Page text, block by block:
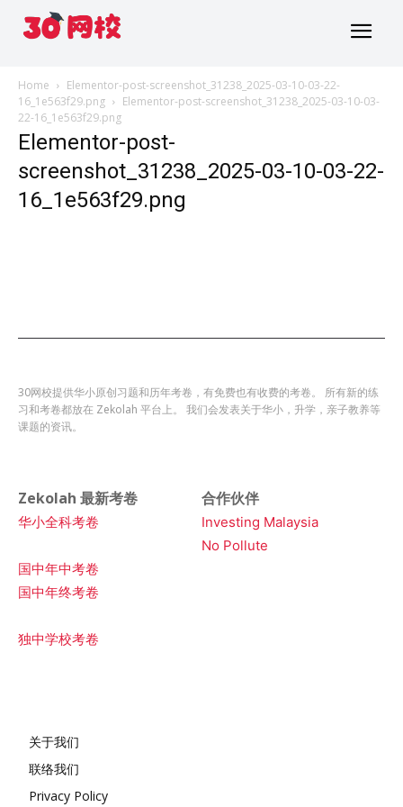
Home
Elementor-post-screenshot_31238_2025-03-10-03-22-
16_1e563f29.png
Elementor-post-screenshot_31238_2025-03-10-03-
22-16_1e563f29.png
Elementor-post-
screenshot_31238_2025-03-10-03-22-
16_1e563f29.png
30网校提供华小原创习题和历年考卷，有免费也有收费的考卷。 所有新的练
习和考卷都放在 Zekolah 平台上。 我们会发表关于华小，升学，亲子教养等
课题的资讯。
Zekolah 最新考卷
华小全科考卷
国中年中考卷
国中年终考卷
独中学校考卷
合作伙伴
Investing Malaysia
No Pollute
关于我们
联络我们
Privacy Policy